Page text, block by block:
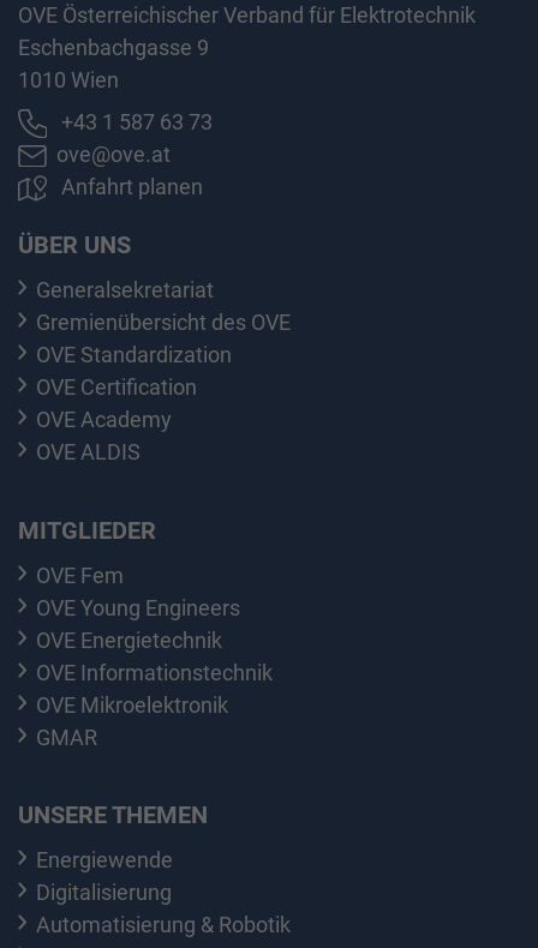
OVE Österreichischer Verband für Elektrotechnik
Eschenbachgasse 9
1010 Wien
+43 1 587 63 73
ove@ove.at
Anfahrt planen
ÜBER UNS
Generalsekretariat
Gremienübersicht des OVE
OVE Standardization
OVE Certification
OVE Academy
OVE ALDIS
MITGLIEDER
OVE Fem
OVE Young Engineers
OVE Energietechnik
OVE Informationstechnik
OVE Mikroelektronik
GMAR
UNSERE THEMEN
Energiewende
Digitalisierung
Automatisierung & Robotik